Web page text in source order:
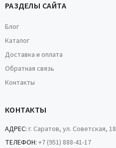
РАЗДЕЛЫ САЙТА
Блог
Каталог
Доставка и оплата
Обратная связь
Контакты
КОНТАКТЫ
АДРЕС: г. Саратов, ул. Советская, 18
ТЕЛЕФОН: +7 (951) 888-41-17